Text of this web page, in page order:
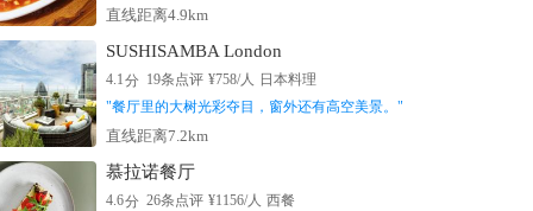
直线距离4.9km
SUSHISAMBA London
4.1分 19条点评 ¥758/人 日本料理
"餐厅里的大树光彩夺目，窗外还有高空美景。 "
直线距离7.2km
慕拉诺餐厅
4.6分 26条点评 ¥1156/人 西餐